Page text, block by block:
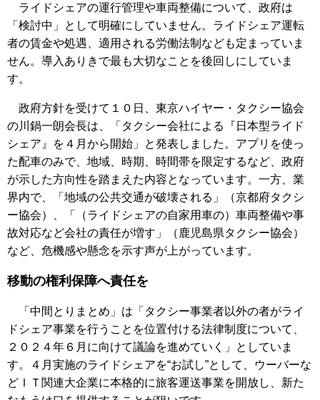
ライドシェアの運行管理や車両整備について、政府は
「検討中」として明確にしていません。ライドシェア運転
者の賃金や処遇、適用される労働法制なども定まっていま
せん。導入ありきで最も大切なことを後回しにしていま
す。
政府方針を受けて１０日、東京ハイヤー・タクシー協会
の川鍋一朗会長は、「タクシー会社による『日本型ライド
シェア』を４月から開始」と発表しました。アプリを使っ
た配車のみで、地域、時期、時間帯を限定するなど、政府
が示した方向性を踏まえた内容となっています。一方、業
界内で、「地域の公共交通が破壊される」（京都府タクシ
ー協会）、「（ライドシェアの自家用車の）車両整備や事
故対応など会社の責任が増す」（鹿児島県タクシー協会）
など、危機感や懸念を示す声が上がっています。
移動の権利保障へ責任を
「中間とりまとめ」は「タクシー事業者以外の者がライ
ドシェア事業を行うことを位置付ける法律制度について、
２０２４年６月に向けて議論を進めていく」としていま
す。４月実施のライドシェアを“お試し”として、ウーバーな
どＩＴ関連大企業に本格的に旅客運送事業を開放し、新た